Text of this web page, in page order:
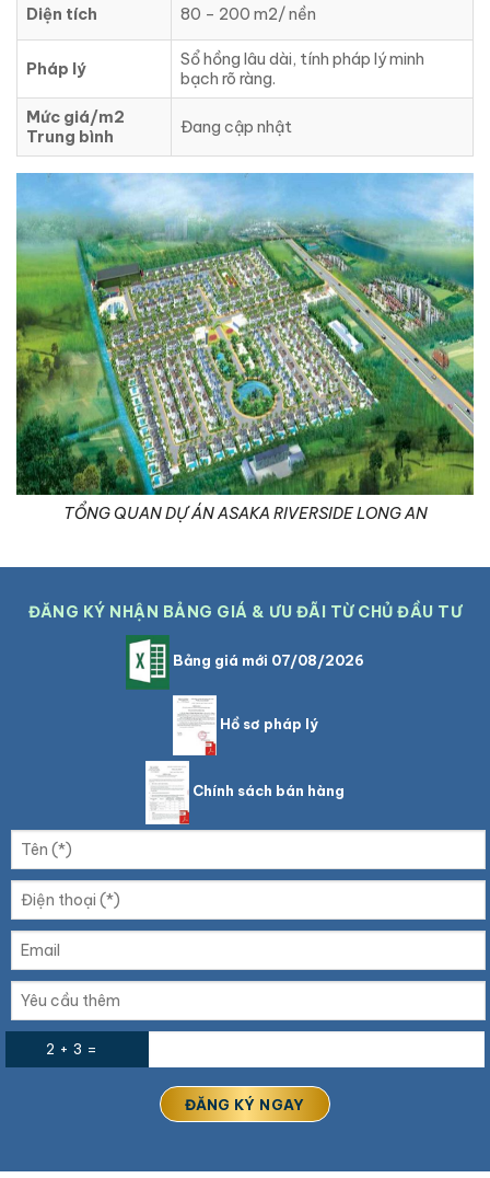
Diện tích 80 – 200 m2/ nền
Pháp lý
Sổ hồng lâu dài, tính pháp lý minh
bạch rõ ràng.
Mức giá/m2
Trung bình
Đang cập nhật
TỔNG QUAN DỰ ÁN ASAKA RIVERSIDE LONG AN
ĐĂNG KÝ NHẬN BẢNG GIÁ & ƯU ĐÃI TỪ CHỦ ĐẦU TƯ
Bảng giá mới 07/08/2026
Hồ sơ pháp lý
Chính sách bán hàng
2 + 3 =